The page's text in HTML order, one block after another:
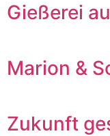
Gießerei
Marion &
Zukunft